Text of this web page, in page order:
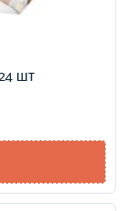
шт